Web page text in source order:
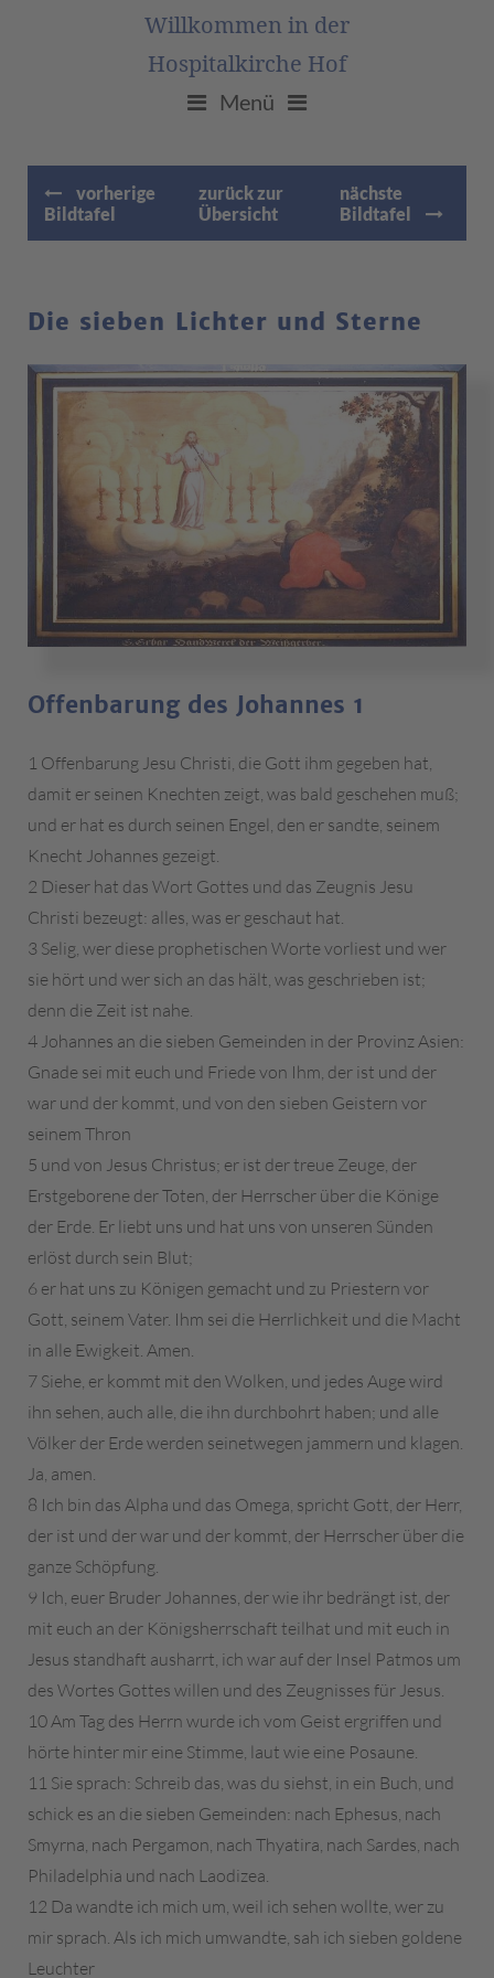
Willkommen in der
Hospitalkirche Hof
Menü
vorherige
Bildtafel
zurück zur
Übersicht
nächste
Bildtafel
Die sieben Lichter und Sterne
Offenbarung des Johannes 1
1 Offenbarung Jesu Christi, die Gott ihm gegeben hat,
damit er seinen Knechten zeigt, was bald geschehen muß;
und er hat es durch seinen Engel, den er sandte, seinem
Knecht Johannes gezeigt.
2 Dieser hat das Wort Gottes und das Zeugnis Jesu
Christi bezeugt: alles, was er geschaut hat.
3 Selig, wer diese prophetischen Worte vorliest und wer
sie hört und wer sich an das hält, was geschrieben ist;
denn die Zeit ist nahe.
4 Johannes an die sieben Gemeinden in der Provinz Asien:
Gnade sei mit euch und Friede von Ihm, der ist und der
war und der kommt, und von den sieben Geistern vor
seinem Thron
5 und von Jesus Christus; er ist der treue Zeuge, der
Erstgeborene der Toten, der Herrscher über die Könige
der Erde. Er liebt uns und hat uns von unseren Sünden
erlöst durch sein Blut;
6 er hat uns zu Königen gemacht und zu Priestern vor
Gott, seinem Vater. Ihm sei die Herrlichkeit und die Macht
in alle Ewigkeit. Amen.
7 Siehe, er kommt mit den Wolken, und jedes Auge wird
ihn sehen, auch alle, die ihn durchbohrt haben; und alle
Völker der Erde werden seinetwegen jammern und klagen.
Ja, amen.
8 Ich bin das Alpha und das Omega, spricht Gott, der Herr,
der ist und der war und der kommt, der Herrscher über die
ganze Schöpfung.
9 Ich, euer Bruder Johannes, der wie ihr bedrängt ist, der
mit euch an der Königsherrschaft teilhat und mit euch in
Jesus standhaft ausharrt, ich war auf der Insel Patmos um
des Wortes Gottes willen und des Zeugnisses für Jesus.
10 Am Tag des Herrn wurde ich vom Geist ergriffen und
hörte hinter mir eine Stimme, laut wie eine Posaune.
11 Sie sprach: Schreib das, was du siehst, in ein Buch, und
schick es an die sieben Gemeinden: nach Ephesus, nach
Smyrna, nach Pergamon, nach Thyatira, nach Sardes, nach
Philadelphia und nach Laodizea.
12 Da wandte ich mich um, weil ich sehen wollte, wer zu
mir sprach. Als ich mich umwandte, sah ich sieben goldene
Leuchter